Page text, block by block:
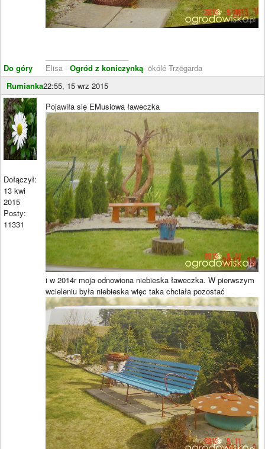
Do góry
Elisa - Ogród z koniczynką- ökólé Trzëgarda
Rumianka22:55, 15 wrz 2015
Dołączył:
13 kwi
2015
Posty:
11331
Pojawiła się EMusiowa ławeczka
i w 2014r moja odnowiona niebieska ławeczka. W pierwszym
wcieleniu była niebieska więc taka chciała pozostać